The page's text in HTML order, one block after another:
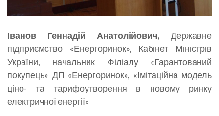
Іванов Геннадій Анатолійович, Державне
підприємство «Енергоринок», Кабінет Міністрів
України, начальник Філіалу «Гарантований
покупець» ДП «Енергоринок», «Імітаційна модель
ціно- та тарифоутворення в новому ринку
електричної енергії»